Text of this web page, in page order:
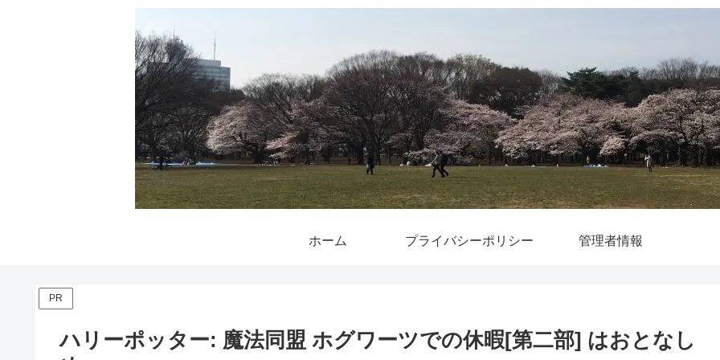
ホーム プライバシーポリシー 管理者情報
PR
ハリーポッター: 魔法同盟 ホグワーツでの休暇[第二部] はおとなし